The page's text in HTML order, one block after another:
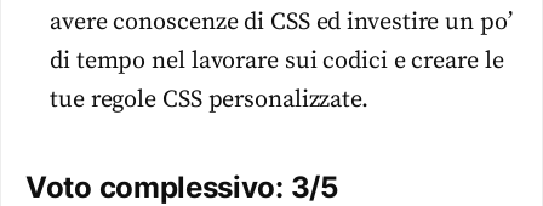
avere conoscenze di CSS ed investire un po’
di tempo nel lavorare sui codici e creare le
tue regole CSS personalizzate.
Voto complessivo: 3/5